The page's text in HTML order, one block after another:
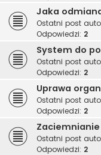
Jaka
Ostatni post
Odpowiedzi: 2
System do
Ostatni post
Odpowiedzi: 2
Uprawa
Ostatni post
Odpowiedzi: 2
Ostatni post
Odpowiedzi: 2